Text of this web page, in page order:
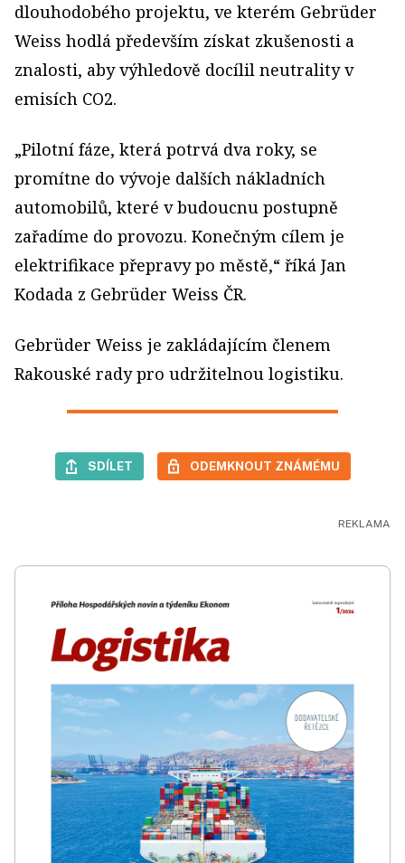
dlouhodobého projektu, ve kterém Gebrüder
Weiss hodlá především získat zkušenosti a
znalosti, aby výhledově docílil neutrality v
emisích CO2.
„Pilotní fáze, která potrvá dva roky, se
promítne do vývoje dalších nákladních
automobilů, které v budoucnu postupně
zařadíme do provozu. Konečným cílem je
elektrifikace přepravy po městě,“ říká Jan
Kodada z Gebrüder Weiss ČR.
Gebrüder Weiss je zakládajícím členem
Rakouské rady pro udržitelnou logistiku.
SDÍLET ODEMKNOUT ZNÁMÉMU